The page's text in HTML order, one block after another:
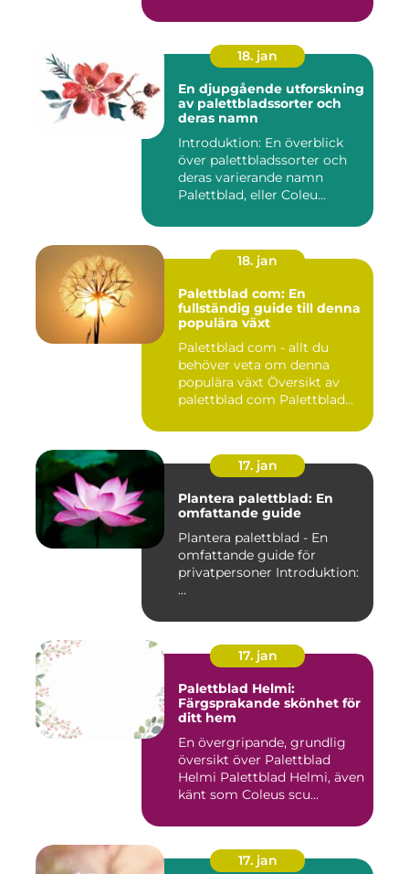
18. jan
En djupgående utforskning
av palettbladssorter och
deras namn
Introduktion: En överblick
över palettbladssorter och
deras varierande namn
Palettblad, eller Coleu...
18. jan
Palettblad com: En
fullständig guide till denna
populära växt
Palettblad com - allt du
behöver veta om denna
populära växt Översikt av
palettblad com Palettblad...
17. jan
Plantera palettblad: En
omfattande guide
Plantera palettblad - En
omfattande guide för
privatpersoner Introduktion:
...
17. jan
Palettblad Helmi:
Färgsprakande skönhet för
ditt hem
En övergripande, grundlig
översikt över Palettblad
Helmi Palettblad Helmi, även
känt som Coleus scu...
17. jan